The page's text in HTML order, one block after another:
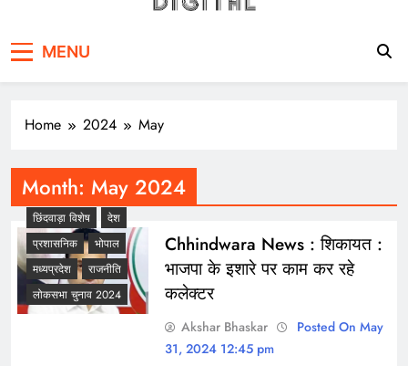
MENU
Home 2024 May
Month: May 2024
छिंदवाड़ा विशेष
देश
प्रशासनिक
भोपाल
मध्यप्रदेश
राजनीति
लोकसभा चुनाव 2024
Chhindwara News : शिकायत :
भाजपा के इशारे पर काम कर रहे
कलेक्टर
Akshar Bhaskar
Posted On May
31, 2024 12:45 pm